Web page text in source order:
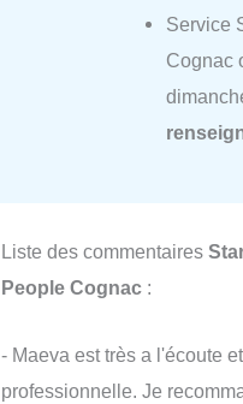
Service
Cognac
Liste des commentaires
People Cognac :
- Maeva est très a l'écoute et
professionnelle. Je